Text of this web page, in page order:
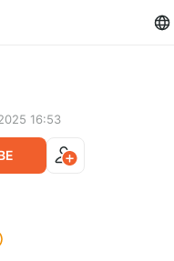
16:53
в Футурама-мод
| Розыгрыш